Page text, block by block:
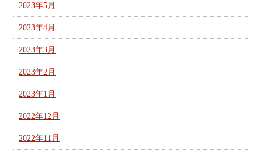
2023年5月
2023年4月
2023年3月
2023年2月
2023年1月
2022年12月
2022年11月